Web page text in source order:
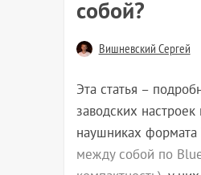
собой?
Вишневский Сергей
Эта статья –
заводских
наушниках формата
между собой по